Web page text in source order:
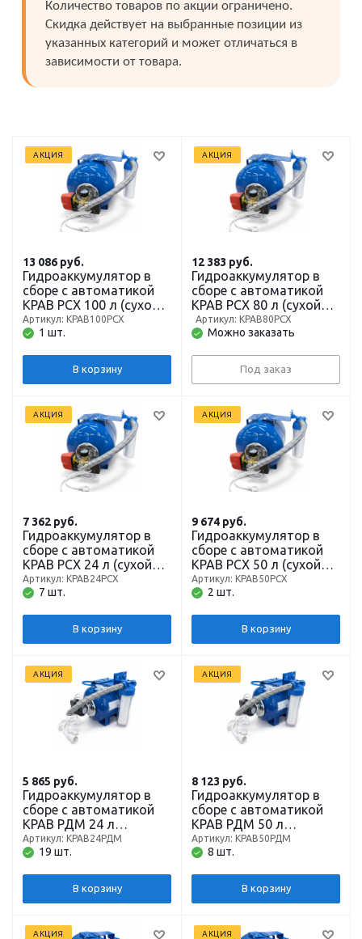
Количество товаров по акции ограничено.
Скидка действует на выбранные позиции из
указанных категорий и может отличаться в
зависимости от товара.
АКЦИЯ
Гидроаккумулятор в
сборе с автоматикой
КРАВ РСХ 100 л (сухой
ход, давление, фильтр,
гидробак)
1 шт.
Артикул: КРАВ100РСХ
13 086 руб.
В корзину
АКЦИЯ
Гидроаккумулятор в
сборе с автоматикой
КРАВ РСХ 80 л (сухой
ход, давление, фильтр,
гидробак)
Можно заказать
Артикул: КРАВ80РСХ
12 383 руб.
Под заказ
АКЦИЯ
Гидроаккумулятор в
сборе с автоматикой
КРАВ РСХ 24 л (сухой
ход, давление, фильтр,
гидробак)
7 шт.
Артикул: КРАВ24РСХ
7 362 руб.
В корзину
АКЦИЯ
Гидроаккумулятор в
сборе с автоматикой
КРАВ РСХ 50 л (сухой
ход, давление, фильтр,
гидробак)
2 шт.
Артикул: КРАВ50РСХ
9 674 руб.
В корзину
АКЦИЯ
Гидроаккумулятор в
сборе с автоматикой
КРАВ РДМ 24 л
(давление, фильтр,
гидробак)
19 шт.
Артикул: КРАВ24РДМ
5 865 руб.
В корзину
АКЦИЯ
Гидроаккумулятор в
сборе с автоматикой
КРАВ РДМ 50 л
(давление, фильтр,
гидробак)
8 шт.
Артикул: КРАВ50РДМ
8 123 руб.
В корзину
АКЦИЯ АКЦИЯ